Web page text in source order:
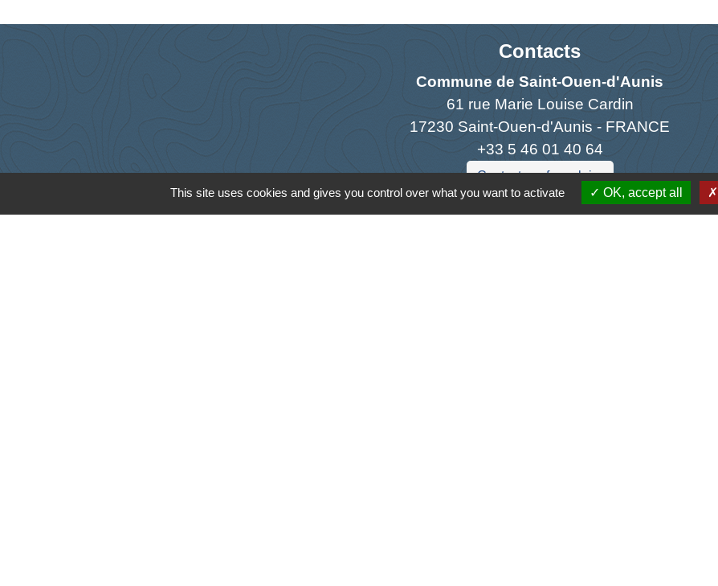
Contacts
Commune de Saint-Ouen-d'Aunis
61 rue Marie Louise Cardin
17230 Saint-Ouen-d'Aunis - FRANCE
+33 5 46 01 40 64
Contact par formulaire
This site uses cookies and gives you control over what you want to activate OK, accept all